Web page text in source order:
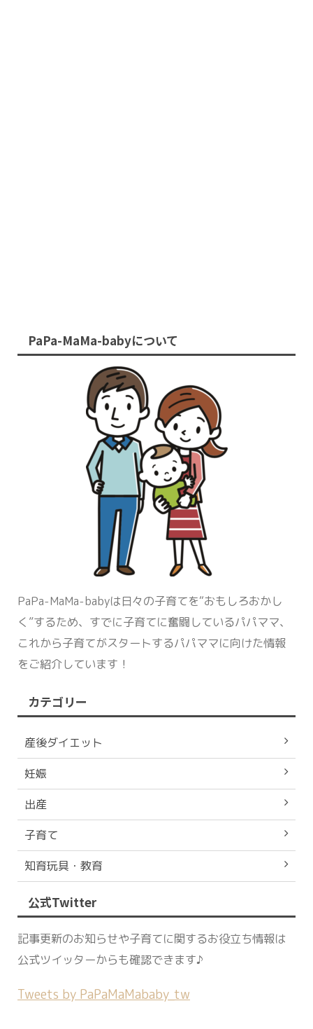
PaPa-MaMa-babyについて
PaPa-MaMa-babyは日々の子育てを“おもしろおかし
く”するため、すでに子育てに奮闘しているパパママ、
これから子育てがスタートするパパママに向けた情報
をご紹介しています！
カテゴリー
産後ダイエット
妊娠
出産
子育て
知育玩具・教育
公式Twitter
記事更新のお知らせや子育てに関するお役立ち情報は
公式ツイッターからも確認できます♪
Tweets by PaPaMaMababy_tw